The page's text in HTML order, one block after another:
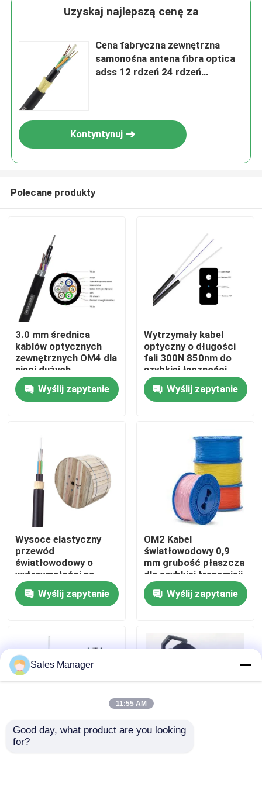
Dom
Produkty
Filmy
Pokaz VR
O nas
Wycieczka po fabryce
Kontrola jakości
Uzyskaj najlepszą cenę za
Cena fabryczna zewnętrzna
samonośna antena fibra optica
adss 12 rdzeń 24 rdzeń
Kontyntynuj
Polecane produkty
3.0 mm średnica
kablów optycznych
zewnętrznych OM4 dla
sieci dużych
prędkości
Wyślij zapytanie
Wytrzymały kabel
optyczny o długości
fali 300N 850nm do
szybkiej łączności
Wyślij zapytanie
Wysoce elastyczny
przewód
światłowodowy o
wytrzymałości na
rozciąganie 200N
Wyślij zapytanie
OM2 Kabel
światłowodowy 0,9
mm grubość płaszcza
dla szybkiej transmisji
danych
Wyślij zapytanie
Włókna włókna
Sales Manager
11:55 AM
Good day, what product are you looking
for?